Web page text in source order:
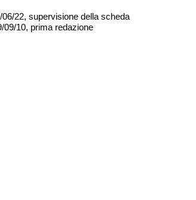
22, supervisione della scheda
09/10, prima redazione